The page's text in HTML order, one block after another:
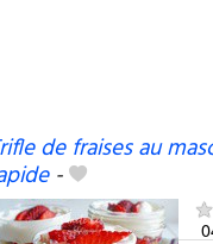
de fraises au
-